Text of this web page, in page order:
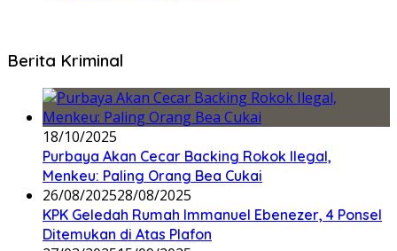
Berita Kriminal
18/10/2025
Purbaya Akan Cecar Backing Rokok Ilegal,
Menkeu: Paling Orang Bea Cukai
26/08/202528/08/2025
KPK Geledah Rumah Immanuel Ebenezer, 4 Ponsel
Ditemukan di Atas Plafon